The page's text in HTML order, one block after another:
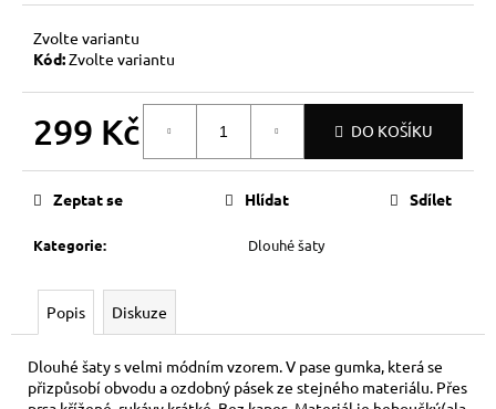
Zvolte variantu
Kód:Zvolte variantu
299 Kč DO KOŠÍKU
Kategorie: Dlouhé šaty
Zeptat se Hlídat Sdílet
Popis Diskuze
Dlouhé šaty s velmi módním vzorem. V pase gumka, která se
přizpůsobí obvodu a ozdobný pásek ze stejného materiálu. Přes